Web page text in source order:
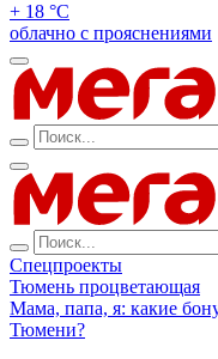
+ 18 °С
облачно с прояснениями
Спецпроекты
Тюмень процветающая
Мама, папа, я: какие
Тюмени?